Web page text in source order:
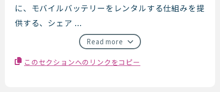
に、モバイルバッテリーをレンタルする仕組みを提
供する、シェア ...
Read more
このセクションへのリンクをコピー